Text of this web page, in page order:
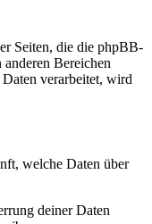
Seiten, die die phpBB-
Bereichen
verarbeitet, wird
welche Daten über
deiner Daten